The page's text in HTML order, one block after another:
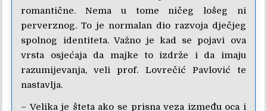
romantične. Nema u tome ničeg lošeg ni
perverznog. To je normalan dio razvoja dječjeg
spolnog identiteta. Važno je kad se pojavi ova
vrsta osjećaja da majke to izdrže i da imaju
razumijevanja, veli prof. Lovrečić Pavlović te
nastavlja.
– Velika je šteta ako se prisna veza između oca i